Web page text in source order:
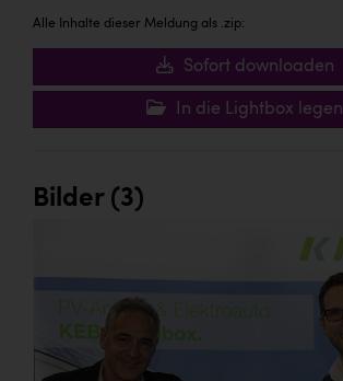
Alle Inhalte dieser Meldung als .zip:
Sofort downloaden
In die Lightbox legen
Bilder (3)